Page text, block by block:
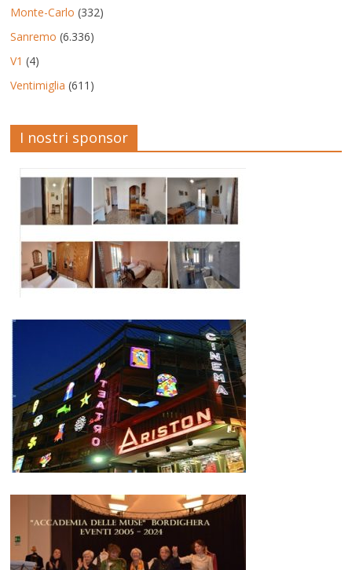
Monte-Carlo (332)
Sanremo (6.336)
V1 (4)
Ventimiglia (611)
I nostri sponsor